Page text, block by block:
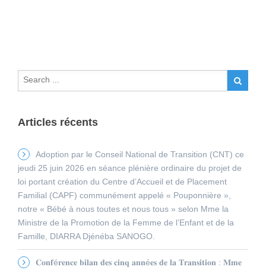
Articles récents
Adoption par le Conseil National de Transition (CNT) ce
jeudi 25 juin 2026 en séance plénière ordinaire du projet de
loi portant création du Centre d’Accueil et de Placement
Familial (CAPF) communément appelé « Pouponnière »,
notre « Bébé à nous toutes et nous tous » selon Mme la
Ministre de la Promotion de la Femme de l’Enfant et de la
Famille, DIARRA Djénéba SANOGO.
𝐂𝐨𝐧𝐟é𝐫𝐞𝐧𝐜𝐞 𝐛𝐢𝐥𝐚𝐧 𝐝𝐞𝐬 𝐜𝐢𝐧𝐪 𝐚𝐧𝐧é𝐞𝐬 𝐝𝐞 𝐥𝐚 𝐓𝐫𝐚𝐧𝐬𝐢𝐭𝐢𝐨𝐧 : 𝐌𝐦𝐞